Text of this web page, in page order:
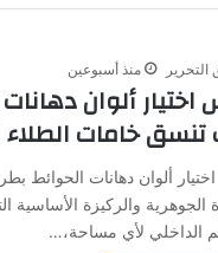
التحرير منذ أسبوعين
ألوان
خامات الطلاء
ألوان دهانات الحوائط
الجوهرية والركيزة الأساسية
الداخلي لأي مساحة،…